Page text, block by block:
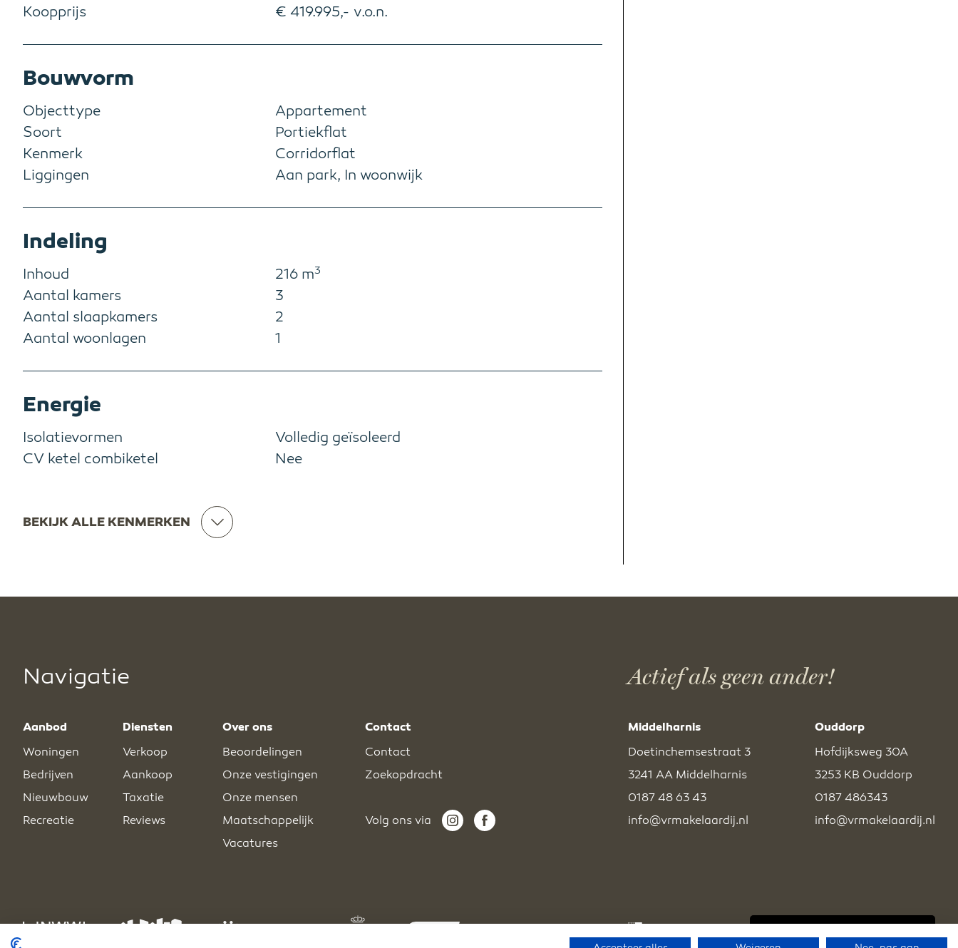
Koopprijs
€ 419.995,- v.o.n.
Bouwvorm
Objecttype
Appartement
Soort
Portiekflat
Kenmerk
Corridorflat
Liggingen
Aan park, In woonwijk
Indeling
Inhoud 216 m3
Aantal kamers
3
Aantal slaapkamers
2
Aantal woonlagen
1
Energie
Isolatievormen
Volledig geïsoleerd
CV ketel combiketel
Nee
BEKIJK ALLE KENMERKEN
Navigatie
Aanbod
Woningen
Bedrijven
Nieuwbouw
Recreatie
Diensten
Verkoop
Aankoop
Taxatie
Reviews
Over ons
Beoordelingen
Onze vestigingen
Onze mensen
Maatschappelijk
Vacatures
Contact
Contact
Zoekopdracht
Volg ons via
Actief als geen ander!
Middelharnis
Doetinchemsestraat 3
3241 AA Middelharnis
0187 48 63 43
info@vrmakelaardij.nl
Ouddorp
Hofdijksweg 30A
3253 KB Ouddorp
0187 486343
info@vrmakelaardij.nl